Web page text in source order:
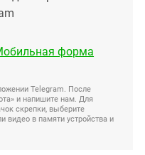
форма
Telegram. После
и напишите нам. Для
скрепки, выберите
видео в памяти устройства и